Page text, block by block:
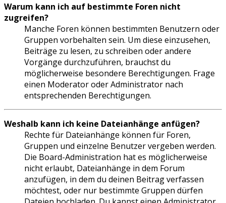
Warum kann ich auf bestimmte Foren nicht
zugreifen?
Manche Foren können bestimmten Benutzern oder
Gruppen vorbehalten sein. Um diese einzusehen,
Beiträge zu lesen, zu schreiben oder andere
Vorgänge durchzuführen, brauchst du
möglicherweise besondere Berechtigungen. Frage
einen Moderator oder Administrator nach
entsprechenden Berechtigungen.
Weshalb kann ich keine Dateianhänge anfügen?
Rechte für Dateianhänge können für Foren,
Gruppen und einzelne Benutzer vergeben werden.
Die Board-Administration hat es möglicherweise
nicht erlaubt, Dateianhänge in dem Forum
anzufügen, in dem du deinen Beitrag verfassen
möchtest, oder nur bestimmte Gruppen dürfen